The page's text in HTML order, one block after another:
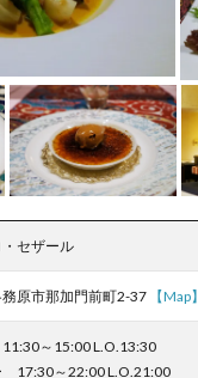
セザール
原市那加門前町2-37 【Map】
～15:00 L.O.13:30
17:30～22:00 L.O.21:00